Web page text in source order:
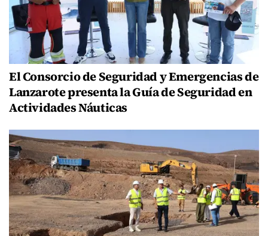
El Consorcio de Seguridad y Emergencias de
Lanzarote presenta la Guía de Seguridad en
Actividades Náuticas